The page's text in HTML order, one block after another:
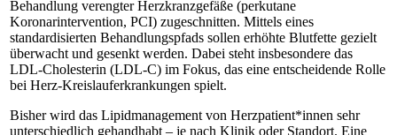
Behandlung verengter Herzkranzgefäße (perkutane
Koronarintervention, PCI) zugeschnitten. Mittels eines
standardisierten Behandlungspfads sollen erhöhte Blutfette gezielt
überwacht und gesenkt werden. Dabei steht insbesondere das
LDL-Cholesterin (LDL-C) im Fokus, das eine entscheidende Rolle
bei Herz-Kreislauferkrankungen spielt.
Bisher wird das Lipidmanagement von Herzpatient*innen sehr
unterschiedlich gehandhabt – je nach Klinik oder Standort. Eine